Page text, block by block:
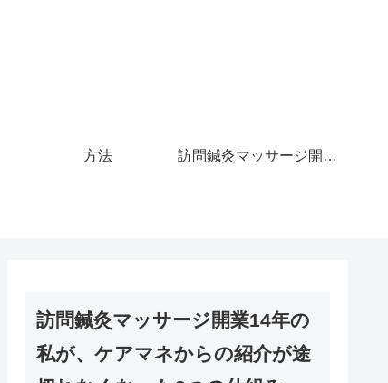
方法 訪問鍼灸マッサージ開業14年の私が、ケアマネからの紹介が途切れなくなった3つの仕組み
訪問鍼灸マッサージ開業14年の
私が、ケアマネからの紹介が途